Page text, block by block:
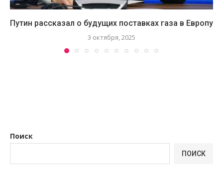
Путин рассказал о будущих поставках газа в Европу
3 октября, 2025
Поиск
ПОИСК